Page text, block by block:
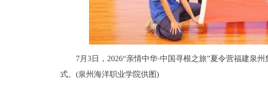
7月3日，2026“亲情中华·中国寻根之旅”夏令营福建泉
式。(泉州海洋职业学院供图)